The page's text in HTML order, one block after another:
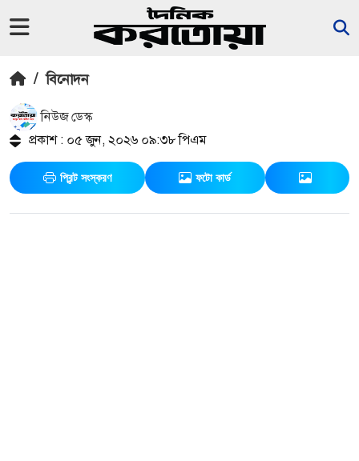
/ বিনোদন
নিউজ ডেস্ক
প্রকাশ : ০৫ জুন, ২০২৬ ০৯:৩৮ পিএম
প্রিন্ট সংস্করণ ফটো কার্ড